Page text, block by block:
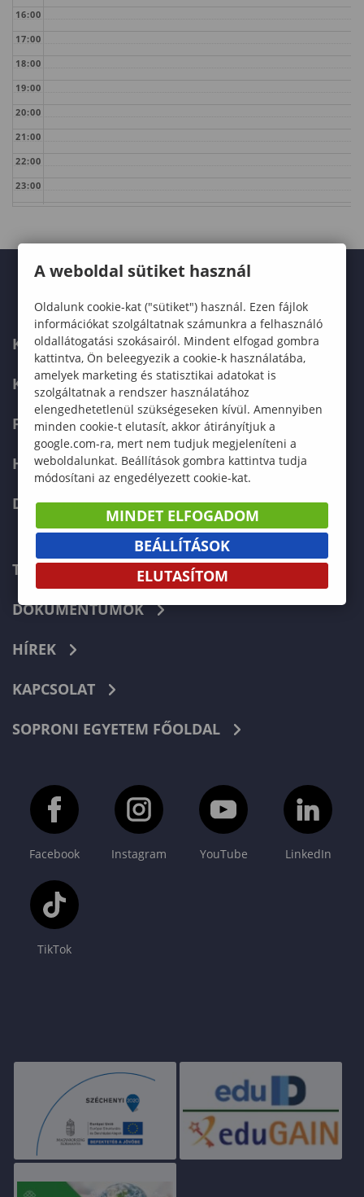
16:00
17:00
18:00
19:00
20:00
21:00
22:00
23:00
KARUNK
KÉPZÉSEK
FELVÉTELIZŐKNEK
HALLGATÓKNAK
DOKTORI ISKOLA
TELEFONKÖNYV
DOKUMENTUMOK
HÍREK
KAPCSOLAT
SOPRONI EGYETEM FŐOLDAL
Facebook Instagram YouTube LinkedIn
TikTok
A weboldal sütiket használ
Oldalunk cookie-kat ("sütiket") használ. Ezen fájlok
információkat szolgáltatnak számunkra a felhasználó
oldallátogatási szokásairól. Mindent elfogad gombra
kattintva, Ön beleegyezik a cookie-k használatába,
amelyek marketing és statisztikai adatokat is
szolgáltatnak a rendszer használatához
elengedhetetlenül szükségeseken kívül. Amennyiben
minden cookie-t elutasít, akkor átirányítjuk a
google.com-ra, mert nem tudjuk megjeleníteni a
weboldalunkat. Beállítások gombra kattintva tudja
módosítani az engedélyezett cookie-kat.
MINDET ELFOGADOM
BEÁLLÍTÁSOK
ELUTASÍTOM